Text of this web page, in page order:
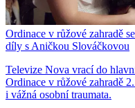
Ordinace v růžové zahradě
díly s Aničkou Slováčkovou
Televize Nova vrací do
Ordinace v růžové zahradě
i vážná osobní traumata.